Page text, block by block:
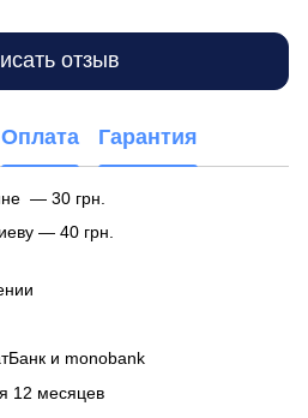
отзыв
Оплата Гарантия
— 30 грн.
— 40 грн.
и monobank
12 месяцев